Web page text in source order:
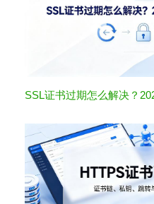
SSL证书过期怎么解决？